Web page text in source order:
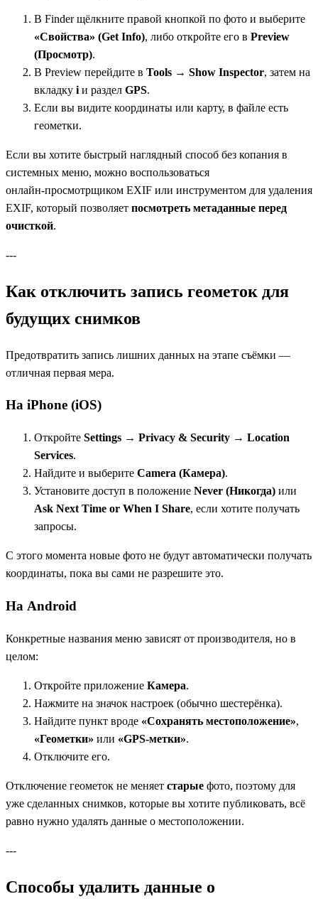
В Finder щёлкните правой кнопкой по фото и выберите
«Свойства» (Get Info), либо откройте его в Preview
(Просмотр).
В Preview перейдите в Tools → Show Inspector, затем на
вкладку i и раздел GPS.
Если вы видите координаты или карту, в файле есть
геометки.
Если вы хотите быстрый наглядный способ без копания в
системных меню, можно воспользоваться
онлайн‑просмотрщиком EXIF или инструментом для удаления
EXIF, который позволяет посмотреть метаданные перед
очисткой.
---
Как отключить запись геометок для
будущих снимков
Предотвратить запись лишних данных на этапе съёмки —
отличная первая мера.
На iPhone (iOS)
Откройте Settings → Privacy & Security → Location
Services.
Найдите и выберите Camera (Камера).
Установите доступ в положение Never (Никогда) или
Ask Next Time or When I Share, если хотите получать
запросы.
С этого момента новые фото не будут автоматически получать
координаты, пока вы сами не разрешите это.
На Android
Конкретные названия меню зависят от производителя, но в
целом:
Откройте приложение Камера.
Нажмите на значок настроек (обычно шестерёнка).
Найдите пункт вроде «Сохранять местоположение»,
«Геометки» или «GPS‑метки».
Отключите его.
Отключение геометок не меняет старые фото, поэтому для
уже сделанных снимков, которые вы хотите публиковать, всё
равно нужно удалять данные о местоположении.
---
Способы удалить данные о